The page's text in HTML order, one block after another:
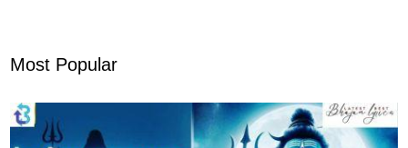
Most Popular